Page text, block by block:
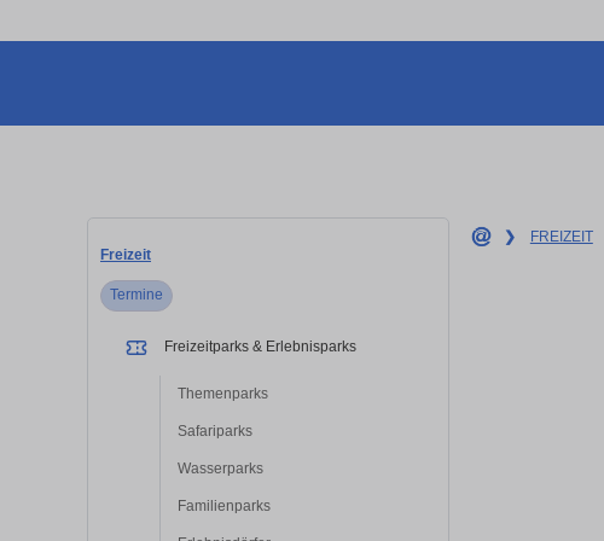
Freizeit
Termine
Freizeitparks & Erlebnisparks
Themenparks
Safariparks
Wasserparks
Familienparks
❯ FREIZEIT